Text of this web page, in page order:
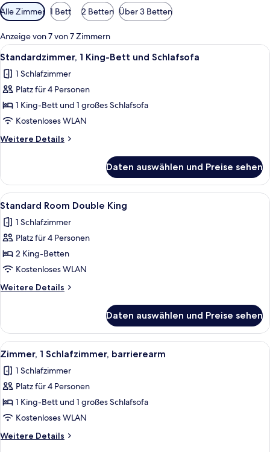
Verfügbare
Filter
für
Zimmer
Alle Zimmer 1 Bett 2 Betten Über 3 Betten
Anzeige von 7 von 7 Zimmern
Alle
Fotos
für
Standardzimmer,
1 King-
Bett
und
Schlafsofa
Ein modernes Schlafzimmer mit
6
Standardzimmer, 1 King-Bett und Schlafsofa
1 Schlafzimmer
Platz für 4 Personen
1 King-Bett und 1 großes Schlafsofa
Kostenloses WLAN
Weitere Details
Weitere
1 King-
Bett
und
Daten auswählen und Preise sehen
Alle
Fotos
für
Standard
Room
Double
King
anzeigen
Ein Hotelzimmer mit zwei Betten,
7
Standard Room Double King
1 Schlafzimmer
Platz für 4 Personen
2 King-Betten
Kostenloses WLAN
Weitere Details
Weitere
Room
Double
King
Daten auswählen und Preise sehen
Alle
Fotos
für
Zimmer,
1
Schlafzimmer,
barrierearm
anzeigen
Ein modernes Schlafzimmer mit
8
Zimmer, 1 Schlafzimmer, barrierearm
1 Schlafzimmer
Platz für 4 Personen
1 King-Bett und 1 großes Schlafsofa
Kostenloses WLAN
Weitere Details
Weitere